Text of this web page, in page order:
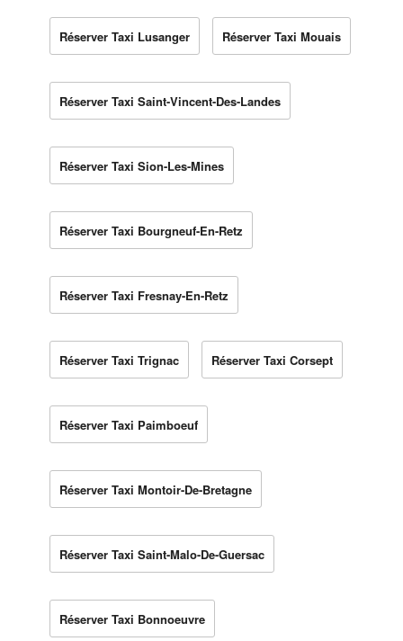
Réserver Taxi Lusanger Réserver Taxi Mouais
Réserver Taxi Saint-Vincent-Des-Landes
Réserver Taxi Sion-Les-Mines
Réserver Taxi Bourgneuf-En-Retz
Réserver Taxi Fresnay-En-Retz
Réserver Taxi Trignac Réserver Taxi Corsept
Réserver Taxi Paimboeuf
Réserver Taxi Montoir-De-Bretagne
Réserver Taxi Saint-Malo-De-Guersac
Réserver Taxi Bonnoeuvre